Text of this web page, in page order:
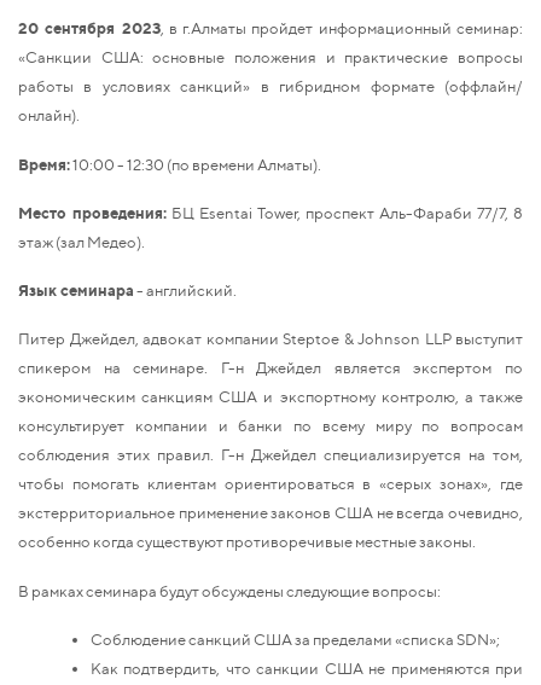
20 сентября 2023, в г.Алматы пройдет информационный семинар:
«Санкции США: основные положения и практические вопросы
работы в условиях санкций» в гибридном формате (оффлайн/
онлайн).
Время:10:00 - 12:30 (по времени Алматы).
Место проведения: БЦ Esentai Tower, проспект Аль-Фараби 77/7, 8
этаж (зал Медео).
Язык семинара- английский.
Питер Джейдел, адвокат компании Steptoe & Johnson LLP выступит
спикером на семинаре. Г-н Джейдел является экспертом по
экономическим санкциям США и экспортному контролю, а также
консультирует компании и банки по всему миру по вопросам
соблюдения этих правил. Г-н Джейдел специализируется на том,
чтобы помогать клиентам ориентироваться в «серых зонах», где
экстерриториальное применение законов США не всегда очевидно,
особенно когда существуют противоречивые местные законы.
В рамках семинара будут обсуждены следующие вопросы:
Соблюдение санкций США за пределами «списка SDN»;
Как подтвердить, что санкции США не применяются при